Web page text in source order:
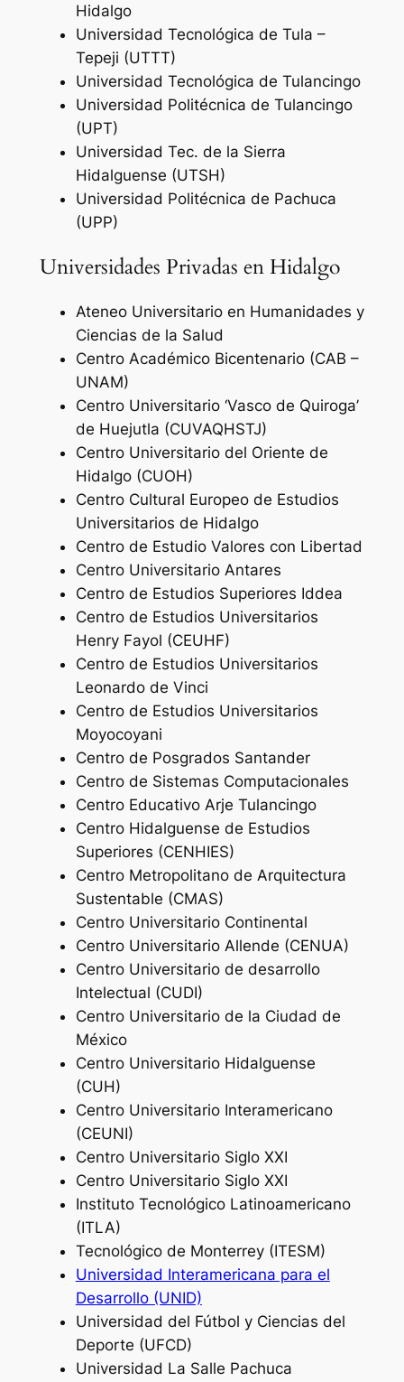
Hidalgo
Universidad Tecnológica de Tula –
Tepeji (UTTT)
Universidad Tecnológica de Tulancingo
Universidad Politécnica de Tulancingo
(UPT)
Universidad Tec. de la Sierra
Hidalguense (UTSH)
Universidad Politécnica de Pachuca
(UPP)
Universidades Privadas en Hidalgo
Ateneo Universitario en Humanidades y
Ciencias de la Salud
Centro Académico Bicentenario (CAB –
UNAM)
Centro Universitario ‘Vasco de Quiroga’
de Huejutla (CUVAQHSTJ)
Centro Universitario del Oriente de
Hidalgo (CUOH)
Centro Cultural Europeo de Estudios
Universitarios de Hidalgo
Centro de Estudio Valores con Libertad
Centro Universitario Antares
Centro de Estudios Superiores Iddea
Centro de Estudios Universitarios
Henry Fayol (CEUHF)
Centro de Estudios Universitarios
Leonardo de Vinci
Centro de Estudios Universitarios
Moyocoyani
Centro de Posgrados Santander
Centro de Sistemas Computacionales
Centro Educativo Arje Tulancingo
Centro Hidalguense de Estudios
Superiores (CENHIES)
Centro Metropolitano de Arquitectura
Sustentable (CMAS)
Centro Universitario Continental
Centro Universitario Allende (CENUA)
Centro Universitario de desarrollo
Intelectual (CUDI)
Centro Universitario de la Ciudad de
México
Centro Universitario Hidalguense
(CUH)
Centro Universitario Interamericano
(CEUNI)
Centro Universitario Siglo XXI
Centro Universitario Siglo XXI
Instituto Tecnológico Latinoamericano
(ITLA)
Tecnológico de Monterrey (ITESM)
Universidad Interamericana para el
Desarrollo (UNID)
Universidad del Fútbol y Ciencias del
Deporte (UFCD)
Universidad La Salle Pachuca